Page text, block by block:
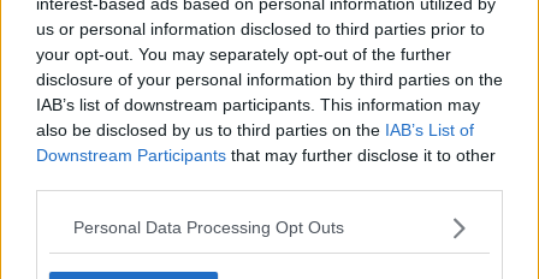
us or personal information disclosed to third parties prior to
your opt-out. You may separately opt-out of the further
disclosure of your personal information by third parties on the
IAB’s list of downstream participants. This information may
also be disclosed by us to third parties on the IAB’s List of
Downstream Participants that may further disclose it to other
Personal Data Processing Opt Outs
Mindig lesznek emberek, akik kritizálnak vagy
nem értenek egyet veled. A kérdés az, hogy
tényleg szükséged van-e az ő véleményükre? A
világ legsikeresebb emberei naponta kapnak
negatív megjegyzéseket – mégsem hagyják, hogy
Tanuld meg, mit kell még megtapasztalnod